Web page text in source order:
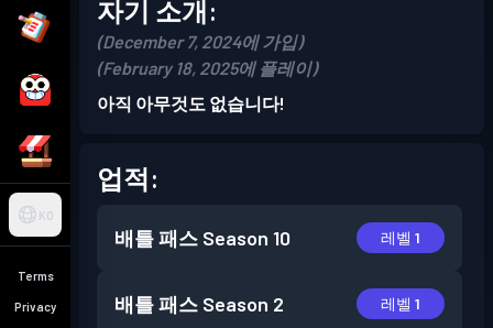
KO
Terms
Privacy
자기 소개:
(December 7, 2024에 가입)
(February 18, 2025에 플레이)
아직 아무것도 없습니다!
업적:
배틀 패스 Season 10 레벨 1
배틀 패스 Season 2 레벨 1